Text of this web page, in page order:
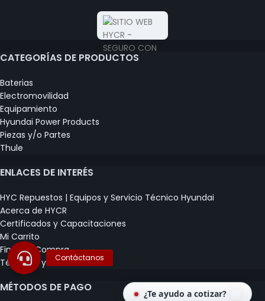
CATEGORÍAS DE PRODUCTOS
Baterias
Electromovilidad
Equipamiento
Hyundai Power Products
Piezas y/o Partes
Thule
ENLACES DE INTERÉS
HYC Repuestos | Equipos y Servicio Técnico Hyundai
Acerca de HYCR
Certificados y Capacitaciones
Mi Carrito
Finalizar Compra
Términos y Condiciones
MÉTODOS DE PAGO ¿Te ayudo a cotizar?